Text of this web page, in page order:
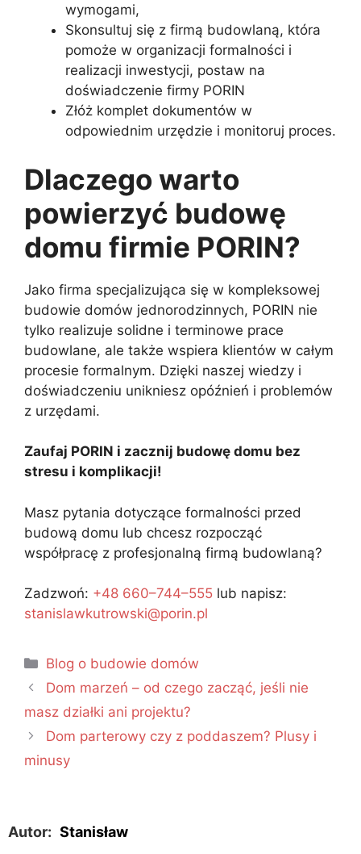
wymogami,
Skonsultuj się z firmą budowlaną, która
pomoże w organizacji formalności i
realizacji inwestycji, postaw na
doświadczenie firmy PORIN
Złóż komplet dokumentów w
odpowiednim urzędzie i monitoruj proces.
Dlaczego warto
powierzyć budowę
domu firmie PORIN?
Jako firma specjalizująca się w kompleksowej
budowie domów jednorodzinnych, PORIN nie
tylko realizuje solidne i terminowe prace
budowlane, ale także wspiera klientów w całym
procesie formalnym. Dzięki naszej wiedzy i
doświadczeniu unikniesz opóźnień i problemów
z urzędami.
Zaufaj PORIN i zacznij budowę domu bez
stresu i komplikacji!
Masz pytania dotyczące formalności przed
budową domu lub chcesz rozpocząć
współpracę z profesjonalną firmą budowlaną?
Zadzwoń: +48 660–744–555 lub napisz:
stanislawkutrowski@porin.pl
Blog o budowie domów
Dom marzeń – od czego zacząć, jeśli nie
masz działki ani projektu?
Dom parterowy czy z poddaszem? Plusy i
minusy
Autor: Stanisław